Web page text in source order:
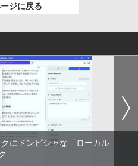
ジに戻る
にドンピシャな「ローカル